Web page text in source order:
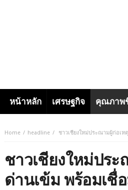
หน้าหลัก เศรษฐกิจ คุณภาพ
Home headline ชาวเชียงใหม่ประณามผู้ก่อเห
ชาวเชียงใหม่ประ
ด่านเข้ม พร้อมเชื่